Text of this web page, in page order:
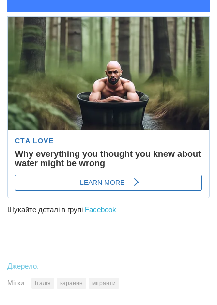
Шукайте деталі в групі Facebook
Джерело.
Мітки: Італія каранин мігранти